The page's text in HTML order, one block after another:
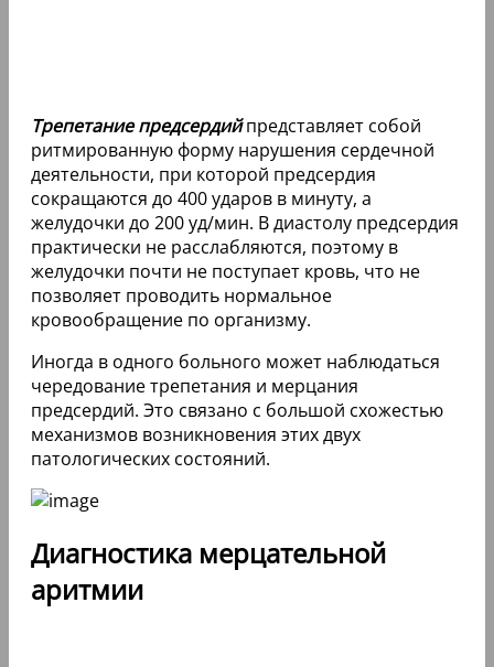
Трепетание предсердийпредставляет собой
ритмированную форму нарушения сердечной
деятельности, при которой предсердия
сокращаются до 400 ударов в минуту, а
желудочки до 200 уд/мин. В диастолу предсердия
практически не расслабляются, поэтому в
желудочки почти не поступает кровь, что не
позволяет проводить нормальное
кровообращение по организму.
Иногда в одного больного может наблюдаться
чередование трепетания и мерцания
предсердий. Это связано с большой схожестью
механизмов возникновения этих двух
патологических состояний.
Диагностика мерцательной
аритмии